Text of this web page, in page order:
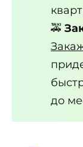
🚕
до